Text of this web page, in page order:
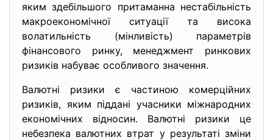
яким здебільшого притаманна нестабільність
макроекономічної ситуації та висока
волатильність (мінливість) параметрів
фінансового ринку, менеджмент ринкових
ризиків набуває особливого значення.
Валютні ризики є частиною комерційних
ризиків, яким піддані учасники міжнародних
економічних відносин. Валютні ризики це
небезпека валютних втрат у результаті зміни